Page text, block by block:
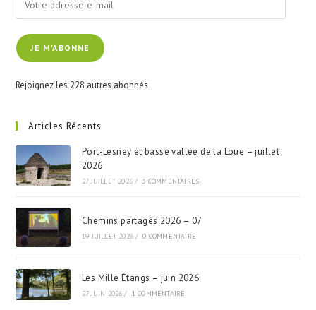
adresse
e-
mailJE M'ABONNE
Rejoignez les 228 autres abonnés
Articles Récents
Port-Lesney et basse vallée de la Loue – juillet
2026
27 JUILLET 2026 / 3 COMMENTAIRES
Chemins partagés 2026 – 07
19 JUILLET 2026 / 0 COMMENTAIRE
Les Mille Étangs – juin 2026
27 JUIN 2026 / 1 COMMENTAIRE